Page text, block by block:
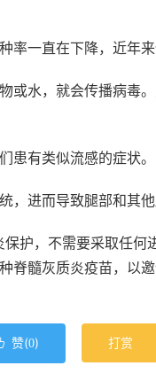
率一直在下降，近年
或水，就会传播病毒
患有类似流感的症状。
，进而导致腿部和其
护，不需要采取任何
脊髓灰质炎疫苗，以
赞(0) 打赏